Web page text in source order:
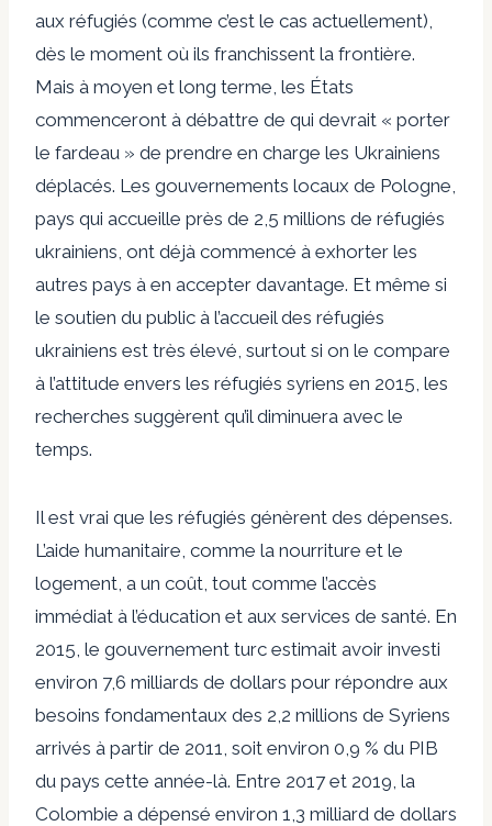
aux réfugiés (comme c’est le cas actuellement),
dès le moment où ils franchissent la frontière.
Mais à moyen et long terme, les États
commenceront à débattre de qui devrait « porter
le fardeau » de prendre en charge les Ukrainiens
déplacés. Les gouvernements locaux de Pologne,
pays qui accueille près de 2,5 millions de réfugiés
ukrainiens, ont déjà commencé à exhorter les
autres pays à en accepter davantage. Et même si
le soutien du public à l’accueil des réfugiés
ukrainiens est très élevé, surtout si on le compare
à l’attitude envers les réfugiés syriens en 2015, les
recherches suggèrent qu’il diminuera avec le
temps.
Il est vrai que les réfugiés génèrent des dépenses.
L’aide humanitaire, comme la nourriture et le
logement, a un coût, tout comme l’accès
immédiat à l’éducation et aux services de santé. En
2015, le gouvernement turc estimait avoir investi
environ 7,6 milliards de dollars pour répondre aux
besoins fondamentaux des 2,2 millions de Syriens
arrivés à partir de 2011, soit environ 0,9 % du PIB
du pays cette année-là. Entre 2017 et 2019, la
Colombie a dépensé environ 1,3 milliard de dollars